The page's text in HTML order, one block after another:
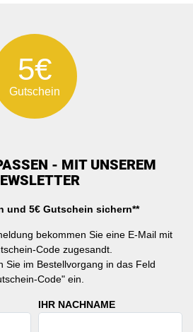
5€
Gutschein
- MIT UNSEREM
und 5€ Gutschein sichern**
bekommen Sie eine E-Mail mit
Code zugesandt.
Sie im Bestellvorgang in das Feld
Code" ein.
IHR NACHNAME